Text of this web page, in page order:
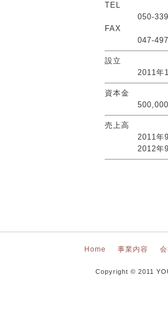
TEL
050-
FAX
047-497-
設立
2011年
資本金
500,000
売上高
2011年9月
2012年9月
Home 事業内容
Copyright © 2011